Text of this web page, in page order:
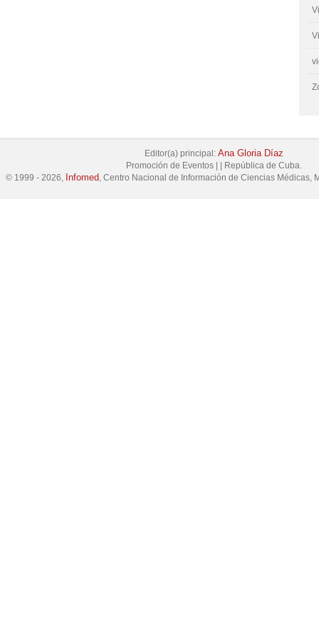
Editor(a) principal: Ana Gloria Díaz
Promoción de Eventos|
República de Cuba.
© 1999 - 2026, Infomed, Centro Nacional de Información de Ciencias Médicas,